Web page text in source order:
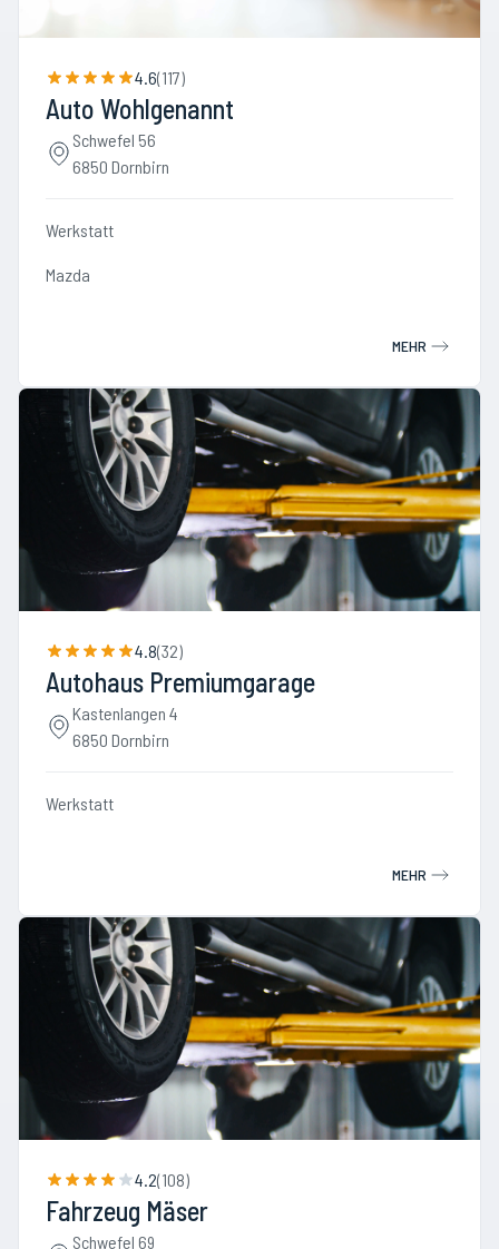
4.6(117)
Auto Wohlgenannt
Schwefel 56
6850 Dornbirn
Werkstatt
Mazda
MEHR
4.8(32)
Autohaus Premiumgarage
Kastenlangen 4
6850 Dornbirn
Werkstatt
MEHR
4.2(108)
Fahrzeug Mäser
Schwefel 69